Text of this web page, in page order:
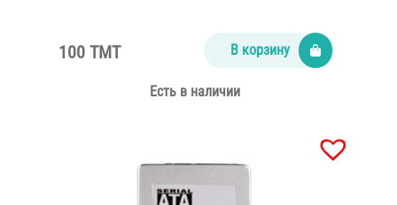
100 TMT В корзину
Есть в наличии